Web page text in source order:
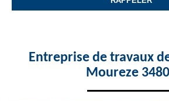
Entreprise de travaux
Moureze